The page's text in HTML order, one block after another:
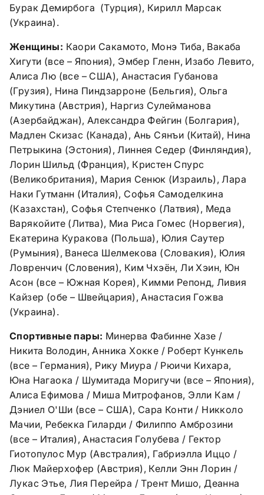
Бурак Демирбога (Турция), Кирилл Марсак
(Украина).
Женщины: Каори Сакамото, Монэ Тиба, Вакаба
Хигути (все – Япония), Эмбер Гленн, Изабо Левито,
Алиса Лю (все – США), Анастасия Губанова
(Грузия), Нина Пиндзарроне (Бельгия), Ольга
Микутина (Австрия), Наргиз Сулейманова
(Азербайджан), Александра Фейгин (Болгария),
Мадлен Скизас (Канада), Ань Сянъи (Китай), Нина
Петрыкина (Эстония), Линнея Седер (Финляндия),
Лорин Шильд (Франция), Кристен Спурс
(Великобритания), Мария Сенюк (Израиль), Лара
Наки Гутманн (Италия), Софья Самоделкина
(Казахстан), Софья Степченко (Латвия), Меда
Варякойите (Литва), Миа Риса Гомес (Норвегия),
Екатерина Куракова (Польша), Юлия Саутер
(Румыния), Ванеса Шелмекова (Словакия), Юлия
Ловренчич (Словения), Ким Чхэён, Ли Хэин, Юн
Асон (все – Южная Корея), Кимми Репонд, Ливия
Кайзер (обе – Швейцария), Анастасия Гожва
(Украина).
Спортивные пары: Минерва Фабинне Хазе /
Никита Володин, Анника Хокке / Роберт Кункель
(все – Германия), Рику Миура / Рюичи Кихара,
Юна Нагаока / Шумитада Моригучи (все – Япония),
Алиса Ефимова / Миша Митрофанов, Элли Кам /
Дэниел О'Ши (все – США), Сара Конти / Никколо
Мачии, Ребекка Гиларди / Филиппо Амброзини
(все – Италия), Анастасия Голубева / Гектор
Гиотопулос Мур (Австралия), Габриэлла Иццо /
Люк Майерхофер (Австрия), Келли Энн Лорин /
Лукас Этье, Лия Перейра / Трент Мишо, Деанна